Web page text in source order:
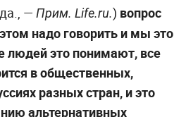
— Прим. Life.ru.) вопрос
надо говорить и мы это
людей это понимают, все
в общественных,
разных стран, и это
альтернативных